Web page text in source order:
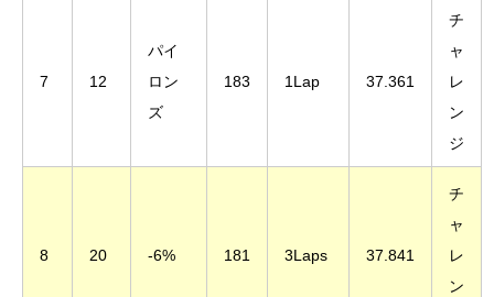
7 12
パイ
ロン
ズ
183 1Lap 37.361
チ
ャ
レ
ン
ジ
8 20 -6% 181 3Laps 37.841
チ
ャ
レ
ン